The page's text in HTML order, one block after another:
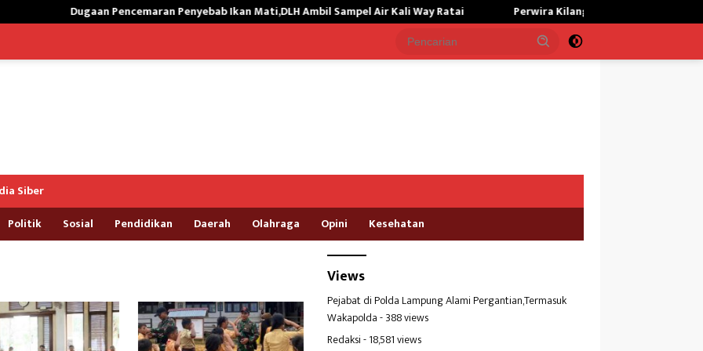
Dugaan Pencemaran Penyebab Ikan Mati,DLH Ambil Sampel Air Kali Way Ratai Perwira Kilang Balongan Gelar Doa Bersama,
Siber
Politik Sosial Pendidikan Daerah Olahraga Opini Kesehatan
Views
Pejabat di Polda Lampung Alami Pergantian,Termasuk
Wakapolda- 388 views
Redaksi- 18,581 views